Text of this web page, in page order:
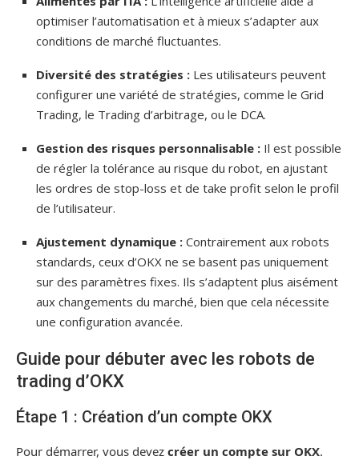
optimiser l’automatisation et à mieux s’adapter aux
conditions de marché fluctuantes.
Diversité des stratégies : Les utilisateurs peuvent
configurer une variété de stratégies, comme le Grid
Trading, le Trading d’arbitrage, ou le DCA.
Gestion des risques personnalisable : Il est possible
de régler la tolérance au risque du robot, en ajustant
les ordres de stop-loss et de take profit selon le profil
de l’utilisateur.
Ajustement dynamique : Contrairement aux robots
standards, ceux d’OKX ne se basent pas uniquement
sur des paramètres fixes. Ils s’adaptent plus aisément
aux changements du marché, bien que cela nécessite
une configuration avancée.
Guide pour débuter avec les robots de
trading d’OKX
Étape 1 : Création d’un compte OKX
Pour démarrer, vous devez créer un compte sur OKX.